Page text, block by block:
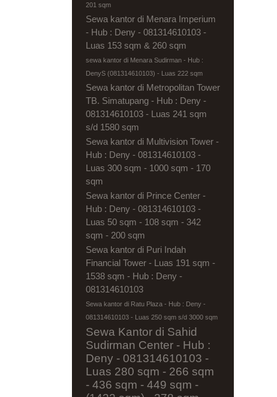
201 sqm
Sewa kantor di Menara Imperium
- Hub : Deny - 081314610103 -
Luas 153 sqm & 260 sqm
sewa kantor di Menara Sudirman - Hub :
DenyS (081314610103) - Luas 222 sqm
Sewa kantor di Metropolitan Tower
TB. Simatupang - Hub : Deny -
081314610103 - Luas 241 sqm
s/d 1580 sqm
Sewa kantor di Multivision Tower -
Hub : Deny - 081314610103 -
Luas 300 sqm - 1000 sqm - 170
sqm
Sewa kantor di Prince Center -
Hub : Deny - 081314610103 -
Luas 50 sqm - 108 sqm - 342
sqm - 200 sqm
Sewa kantor di Puri Indah
Financial Tower - Luas 191 sqm -
1538 sqm - Hub : Deny -
081314610103
Sewa kantor di Ratu Plaza - Hub : Deny -
081314610103 - Luas 250 sqm s/d 3000 sqm
Sewa Kantor di Sahid
Sudirman Center - Hub :
Deny - 081314610103 -
Luas 280 sqm - 266 sqm
- 436 sqm - 449 sqm -